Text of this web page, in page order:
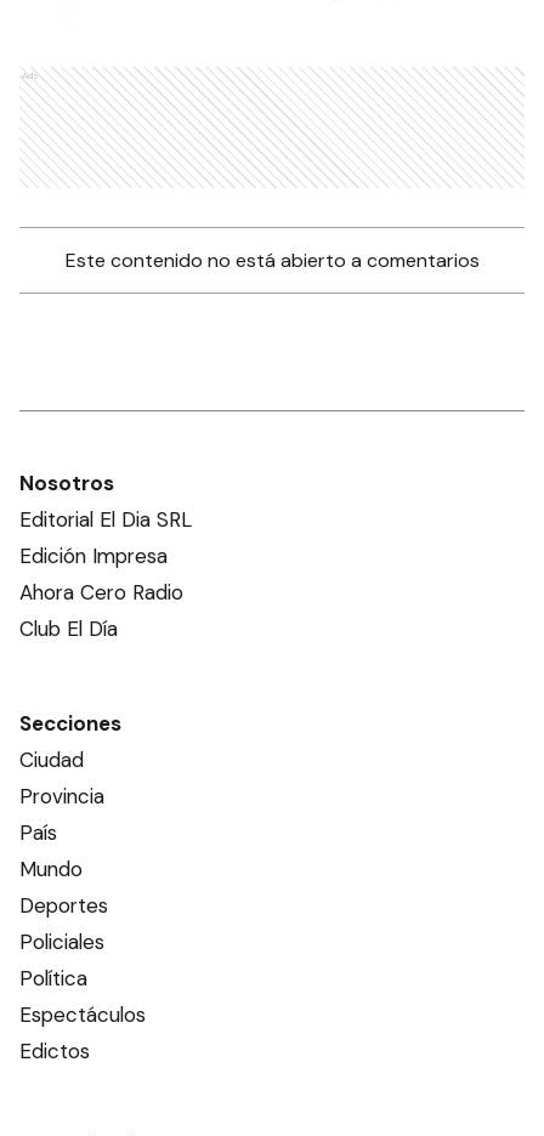
Ads
Este contenido no está abierto a comentarios
Nosotros
Editorial El Dia SRL
Edición Impresa
Ahora Cero Radio
Club El Día
Secciones
Ciudad
Provincia
País
Mundo
Deportes
Policiales
Política
Espectáculos
Edictos